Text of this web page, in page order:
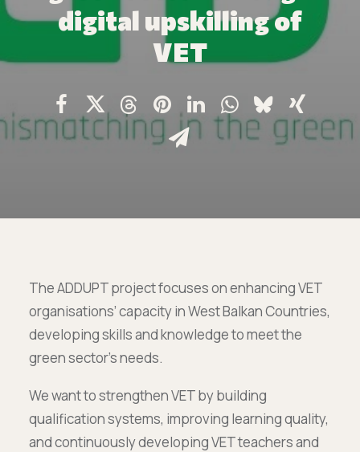
Επικοινωνία
Ευκαιρίες Καριέρας
e-mathisi
digital upskilling of
VET
The ADDUPT project focuses on enhancing VET
organisations’ capacity in West Balkan Countries,
developing skills and knowledge to meet the
green sector’s needs.
We want to strengthen VET by building
qualification systems, improving learning quality,
and continuously developing VET teachers and